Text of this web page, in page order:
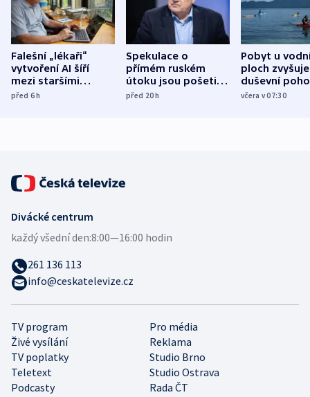
Falešní „lékaři“
vytvoření AI šíří
mezi staršími
Poláky nebezpečné
před 6h
Spekulace o
přímém ruském
útoku jsou pošetilé,
míní estonský
před 20h
Pobyt u
ploch zvyšuje
duševní
ukázala
včera v 07:30
TV program
Pro média
Živé vysílání
Reklama
TV poplatky
Studio Brno
Teletext
Studio Ostrava
Podcasty
Rada ČT
Divácké centrum
každý všední den:8:00—16:00 hodin
261 136 113
info@ceskatelevize.cz